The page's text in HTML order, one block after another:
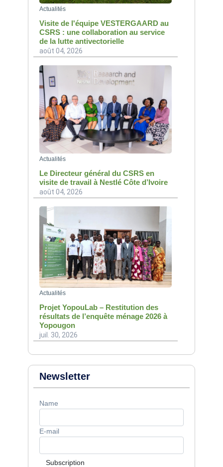
Actualités
Visite de l'équipe VESTERGAARD au
CSRS : une collaboration au service
de la lutte antivectorielle
août 04, 2026
Actualités
Le Directeur général du CSRS en
visite de travail à Nestlé Côte d’Ivoire
août 04, 2026
Actualités
Projet YopouLab – Restitution des
résultats de l’enquête ménage 2026 à
Yopougon
juil. 30, 2026
Newsletter
Name
E-mail
Subscription